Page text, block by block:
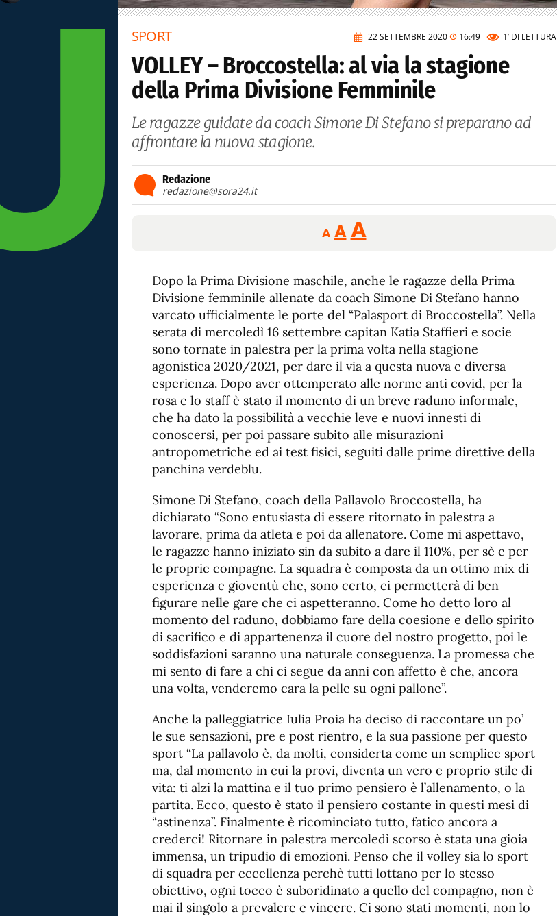
22 SETTEMBRE 2020 16:49 1’ DI LETTURA
SPORT
VOLLEY – Broccostella: al via la stagione
della Prima Divisione Femminile
Le ragazze guidate da coach Simone Di Stefano si preparano ad
affrontare la nuova stagione.
Redazione
redazione@sora24.it
A
Reducir
tamaño
A Restablecer
tamaño
fuente
AAumentar
de
fuente.
Dopo la Prima Divisione maschile, anche le ragazze della Prima
Divisione femminile allenate da coach Simone Di Stefano hanno
varcato ufficialmente le porte del “Palasport di Broccostella”. Nella
serata di mercoledì 16 settembre capitan Katia Staffieri e socie
sono tornate in palestra per la prima volta nella stagione
agonistica 2020/2021, per dare il via a questa nuova e diversa
esperienza. Dopo aver ottemperato alle norme anti covid, per la
rosa e lo staff è stato il momento di un breve raduno informale,
che ha dato la possibilità a vecchie leve e nuovi innesti di
conoscersi, per poi passare subito alle misurazioni
antropometriche ed ai test fisici, seguiti dalle prime direttive della
panchina verdeblu.
Simone Di Stefano, coach della Pallavolo Broccostella, ha
dichiarato “Sono entusiasta di essere ritornato in palestra a
lavorare, prima da atleta e poi da allenatore. Come mi aspettavo,
le ragazze hanno iniziato sin da subito a dare il 110%, per sè e per
le proprie compagne. La squadra è composta da un ottimo mix di
esperienza e gioventù che, sono certo, ci permetterà di ben
figurare nelle gare che ci aspetteranno. Come ho detto loro al
momento del raduno, dobbiamo fare della coesione e dello spirito
di sacrifico e di appartenenza il cuore del nostro progetto, poi le
soddisfazioni saranno una naturale conseguenza. La promessa che
mi sento di fare a chi ci segue da anni con affetto è che, ancora
una volta, venderemo cara la pelle su ogni pallone”.
Anche la palleggiatrice Iulia Proia ha deciso di raccontare un po’
le sue sensazioni, pre e post rientro, e la sua passione per questo
sport “La pallavolo è, da molti, considerta come un semplice sport
ma, dal momento in cui la provi, diventa un vero e proprio stile di
vita: ti alzi la mattina e il tuo primo pensiero è l’allenamento, o la
partita. Ecco, questo è stato il pensiero costante in questi mesi di
“astinenza”. Finalmente è ricominciato tutto, fatico ancora a
crederci! Ritornare in palestra mercoledì scorso è stata una gioia
immensa, un tripudio di emozioni. Penso che il volley sia lo sport
di squadra per eccellenza perchè tutti lottano per lo stesso
obiettivo, ogni tocco è suboridinato a quello del compagno, non è
mai il singolo a prevalere e vincere. Ci sono stati momenti, non lo